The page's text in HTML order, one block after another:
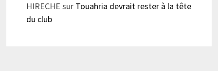
HIRECHE sur Touahria devrait rester à la tête
du club